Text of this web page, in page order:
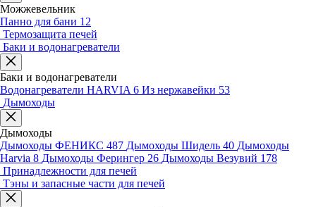
Можжевельник
Панно для бани 12
Термозащита печей
Баки и водонагреватели
Баки и водонагреватели
Водонагреватели HARVIA 6 Из нержавейки 53
Дымоходы
Дымоходы
Дымоходы ФЕНИКС 487 Дымоходы Шидель 40 Дымоходы
Harvia 8 Дымоходы Ферингер 26 Дымоходы Везувий 178
Принадлежности для печей
Тэны и запасные части для печей